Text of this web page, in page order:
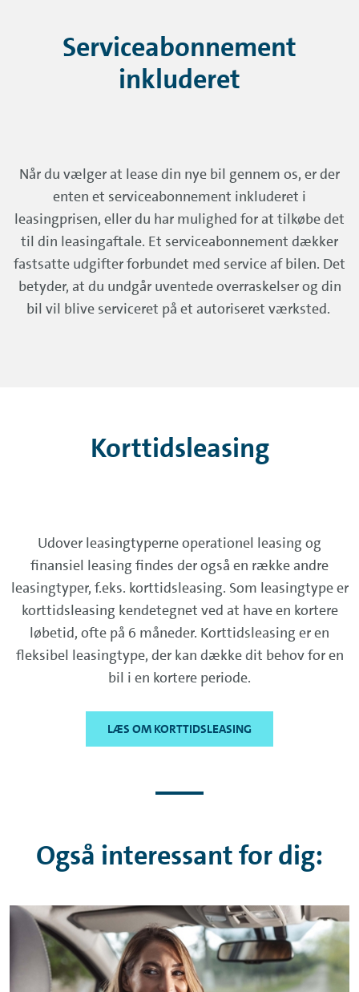
Serviceabonnement
inkluderet
Når du vælger at lease din nye bil gennem os, er der
enten et serviceabonnement inkluderet i
leasingprisen, eller du har mulighed for at tilkøbe det
til din leasingaftale. Et serviceabonnement dækker
fastsatte udgifter forbundet med service af bilen. Det
betyder, at du undgår uventede overraskelser og din
bil vil blive serviceret på et autoriseret værksted.
Korttidsleasing
Udover leasingtyperne operationel leasing og
finansiel leasing findes der også en række andre
leasingtyper, f.eks. korttidsleasing. Som leasingtype er
korttidsleasing kendetegnet ved at have en kortere
løbetid, ofte på 6 måneder. Korttidsleasing er en
fleksibel leasingtype, der kan dække dit behov for en
bil i en kortere periode.
LÆS OM KORTTIDSLEASING
Også interessant for dig: